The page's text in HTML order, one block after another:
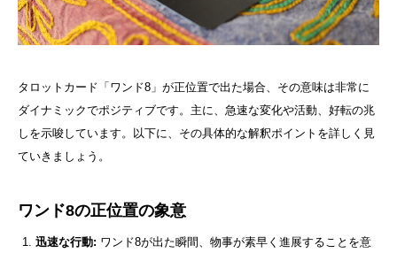
タロットカード「ワンド8」が正位置で出た場合、その意味は非常に
ダイナミックでポジティブです。主に、急速な変化や活動、好転の兆
しを示唆しています。以下に、その具体的な解釈ポイントを詳しく見
ていきましょう。
ワンド8の正位置の象意
迅速な行動: ワンド8が出た瞬間、物事が素早く進展することを意